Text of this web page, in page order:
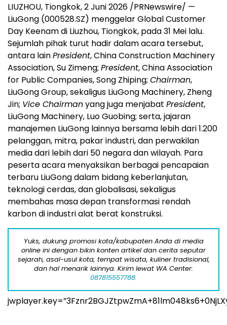
LIUZHOU, Tiongkok, 2 Juni 2026 /PRNewswire/ —
LiuGong (000528.SZ) menggelar Global Customer
Day Keenam di Liuzhou, Tiongkok, pada 31 Mei lalu.
Sejumlah pihak turut hadir dalam acara tersebut,
antara lainPresident, China Construction Machinery
Association, Su Zimeng; President, China Association
for Public Companies, Song Zhiping; Chairman,
LiuGong Group, sekaligus LiuGong Machinery, Zheng
Jin; Vice Chairmanyang juga menjabat President,
LiuGong Machinery, Luo Guobing; serta, jajaran
manajemen LiuGong lainnya bersama lebih dari 1.200
pelanggan, mitra, pakar industri, dan perwakilan
media dari lebih dari 50 negara dan wilayah. Para
peserta acara menyaksikan berbagai pencapaian
terbaru LiuGong dalam bidang keberlanjutan,
teknologi cerdas, dan globalisasi, sekaligus
membahas masa depan transformasi rendah
karbon di industri alat berat konstruksi.
Yuks, dukung promosi kota/kabupaten Anda di media
online ini dengan bikin konten artikel dan cerita seputar
sejarah, asal-usul kota, tempat wisata, kuliner tradisional,
dan hal menarik lainnya. Kirim lewat WA Center:
087815557788.